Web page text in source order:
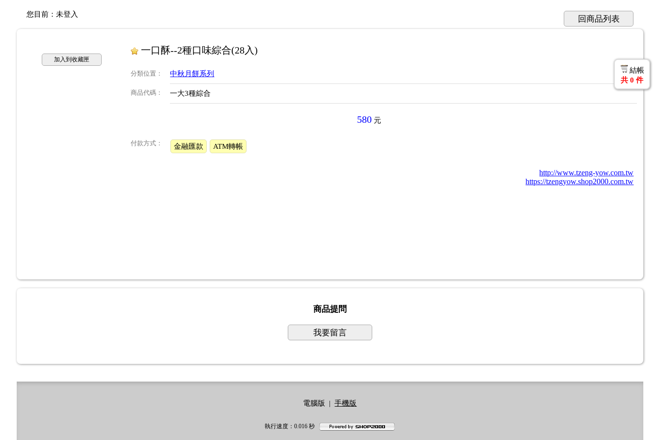
您目前： 未登入 回商品列表
加入到收藏匣
一口酥--2種口味綜合(28入)
分類位置 ： 中秋月餅系列
商品代碼 ： 一大3種綜合
580 元
付款方式： 金融匯款 ATM轉帳
http://www.tzeng-yow.com.tw
https://tzengyow.shop2000.com.tw
結帳
共 0 件
商品提問
我要留言
電腦版 |手機版
執行速度 ：0.016秒